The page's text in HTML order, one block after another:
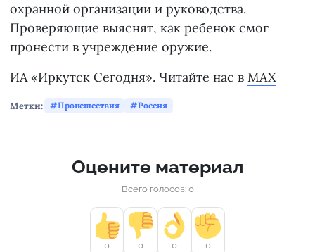
охранной организации и руководства.
Проверяющие выяснят, как ребенок смог
пронести в учреждение оружие.
ИА «Иркутск Сегодня». Читайте нас в MAX
Метки: Происшествия Россия
Оцените материал
Всего голосов: 0
0 0 0 0